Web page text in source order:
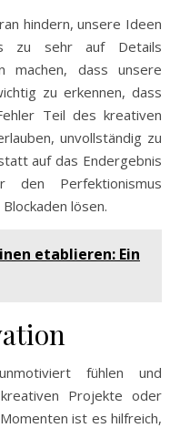
hindern, unsere Ideen
zu sehr auf Details
machen, dass unsere
zu erkennen, dass
Teil des kreativen
unvollständig zu
auf das Endergebnis
den Perfektionismus
lösen.
etablieren: Ein
fühlen und
Projekte oder
ist es hilfreich,